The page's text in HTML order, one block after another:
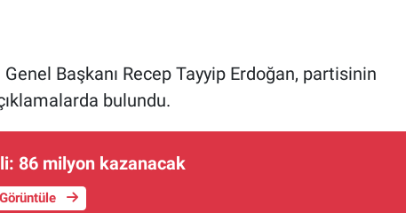
Başkanı Recep Tayyip Erdoğan, partisinin
bulundu.
86 milyon kazanacak